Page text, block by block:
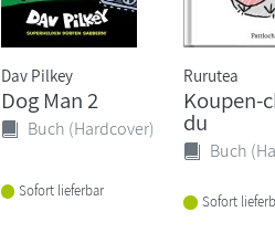
Dav Pilkey
Dog Man 2
Buch (Hardcover)
Sofort lieferbar
Rurutea
Koupen-
du
Buch
Sofort